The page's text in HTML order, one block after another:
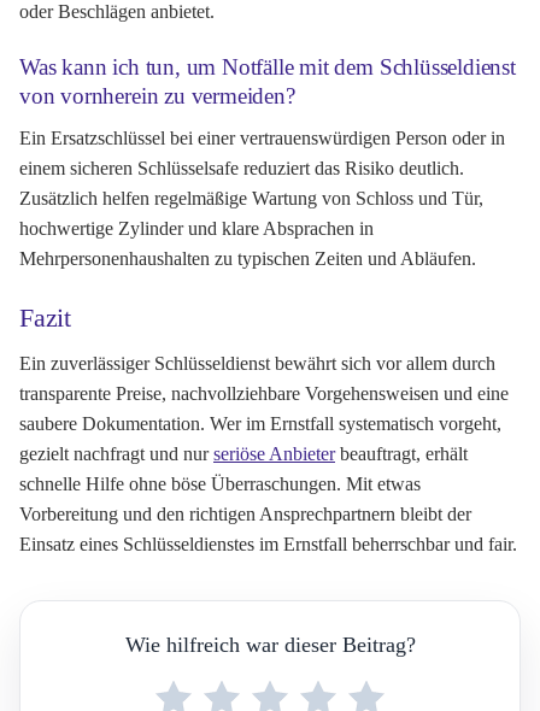
oder Beschlägen anbietet.
Was kann ich tun, um Notfälle mit dem Schlüsseldienst
von vornherein zu vermeiden?
Ein Ersatzschlüssel bei einer vertrauenswürdigen Person oder in
einem sicheren Schlüsselsafe reduziert das Risiko deutlich.
Zusätzlich helfen regelmäßige Wartung von Schloss und Tür,
hochwertige Zylinder und klare Absprachen in
Mehrpersonenhaushalten zu typischen Zeiten und Abläufen.
Fazit
Ein zuverlässiger Schlüsseldienst bewährt sich vor allem durch
transparente Preise, nachvollziehbare Vorgehensweisen und eine
saubere Dokumentation. Wer im Ernstfall systematisch vorgeht,
gezielt nachfragt und nurseriöse Anbieterbeauftragt, erhält
schnelle Hilfe ohne böse Überraschungen. Mit etwas
Vorbereitung und den richtigen Ansprechpartnern bleibt der
Einsatz eines Schlüsseldienstes im Ernstfall beherrschbar und fair.
Wie hilfreich war dieser Beitrag?